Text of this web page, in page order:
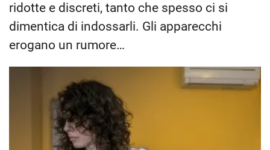
ridotte e discreti, tanto che spesso ci si
dimentica di indossarli. Gli apparecchi
erogano un rumore…